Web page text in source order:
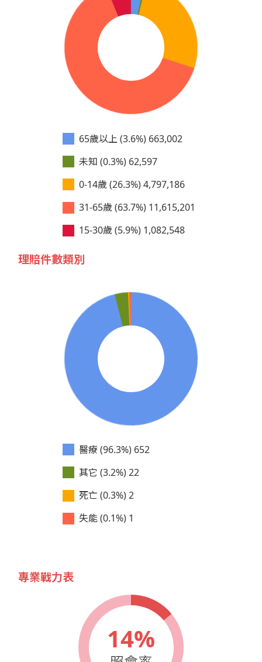
65歲以上 (3.6%) 663,002
未知 (0.3%) 62,597
0-14歲 (26.3%) 4,797,186
31-65歲 (63.7%) 11,615,201
15-30歲 (5.9%) 1,082,548
理賠件數類別
醫療 (96.3%) 652
其它 (3.2%) 22
死亡 (0.3%) 2
失能 (0.1%) 1
專業戰力表
14%